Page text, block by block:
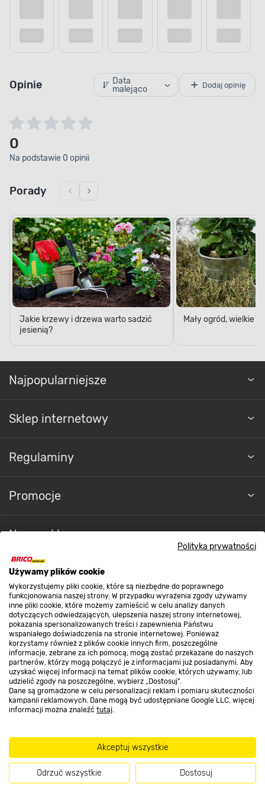
Polityka prywatności
Używamy plików cookie
Wykorzystujemy pliki cookie, które są niezbędne do poprawnego
funkcjonowania naszej strony. W przypadku wyrażenia zgody używamy
inne pliki cookie, które możemy zamieścić w celu analizy danych
dotyczących odwiedzających, ulepszenia naszej strony internetowej,
pokazania spersonalizowanych treści i zapewnienia Państwu
wspaniałego doświadczenia na stronie internetowej. Ponieważ
korzystamy również z plików cookie innych firm, poszczególne
informacje, zebrane za ich pomocą, mogą zostać przekazane do naszych
partnerów, którzy mogą połączyć je z informacjami już posiadanymi. Aby
uzyskać więcej informacji na temat plików cookie, których używamy, lub
udzielić zgody na poszczególne, wybierz „Dostosuj”.
Dane są gromadzone w celu personalizacji reklam i pomiaru skuteczności
kampanii reklamowych. Dane mogą być udostępniane Google LLC, więcej
informacji można znaleźć tutaj.
Akceptuj wszystkie
Odrzuć wszystkie Dostosuj
Opinie
Data
malejąco
Dodaj opinię
0
Na podstawie 0 opinii
Porady
Jakie krzewy i drzewa warto sadzić
jesienią?
Mały ogród, wielkie
Najpopularniejsze
Sklep internetowy
Regulaminy
Promocje
Nasze sklepy
O nas
Kontakt do sklepu
Strefa biznesu
Dołącz do nas
Metody płatności